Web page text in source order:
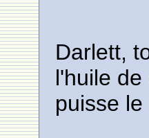
Darlett,
l'huile
puisse